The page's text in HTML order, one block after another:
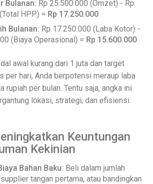
Bulanan: Rp 25.500.000 (Omzet) - Rp
HPP) = Rp 17.250.000
Bulanan: Rp 17.250.000 (Laba Kotor) -
(Biaya Operasional) = Rp 15.600.000
awal kurang dari 1 juta dan target
per hari, Anda berpotensi meraup laba
rupiah per bulan. Tentu saja, angka ini
lokasi, strategi, dan efisiensi
Keuntungan
Kekinian
Bahan Baku: Beli dalam jumlah
tangan pertama, atau bandingkan